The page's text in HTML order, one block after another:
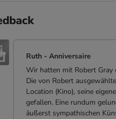
Ruth - Anniversaire
Wir hatten mit Robert Gray
Die von Robert
Location (Kino), seine
gefallen. Eine rundum
äußerst sympathischen